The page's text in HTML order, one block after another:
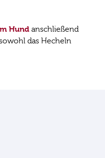
Hund anschließend
das Hecheln